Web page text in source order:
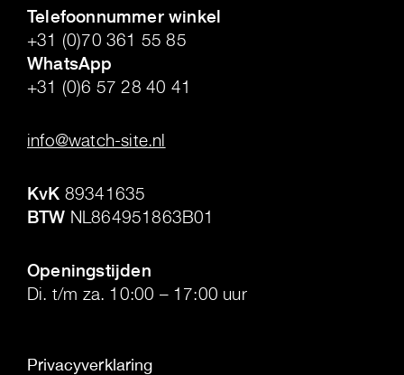
Telefoonnummer winkel
+31 (0)70 361 55 85
WhatsApp
+31 (0)6 57 28 40 41
info@watch-site.nl
KvK 89341635
BTW NL864951863B01
Openingstijden
Di. t/m za. 10:00 – 17:00 uur
Privacyverklaring